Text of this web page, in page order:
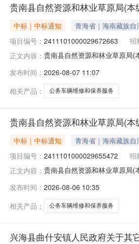
贵南县自然资源和林业草原局(
中标｜中标通知 青海省｜海南藏族
项目编号： 2411101000029672663 招
正文内容： 贵南县自然资源和林业草原局
码:632525项目所在行政区划
发布时间： 2026-08-07 11:07
相关产品：
公务车辆维修和保养服务
贵南县自然资源和林业草原局(
中标｜中标通知 青海省｜海南藏族
项目编号： 2411101000029655472 招
正文内容： 贵南县自然资源和林业草原局
码:632525项目所在行政区划
发布时间： 2026-08-06 10:35
相关产品：
公务车辆维修和保养服务
兴海县曲什安镇人民政府关于其